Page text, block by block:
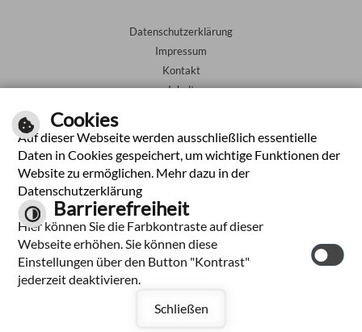
Datenschutzerklärung
Impressum
Kontakt
Inhalt
Leichte Sprache
Gebärdensprache
cm city media
Cookies
Auf dieser Webseite werden ausschließlich essentielle
Daten in Cookies gespeichert, um wichtige Funktionen der
Website zu ermöglichen. Mehr dazu in der
Datenschutzerklärung
Barrierefreiheit
Hier können Sie die Farbkontraste auf dieser
Webseite erhöhen. Sie können diese
Einstellungen über den Button "Kontrast"
jederzeit deaktivieren.
Schließen